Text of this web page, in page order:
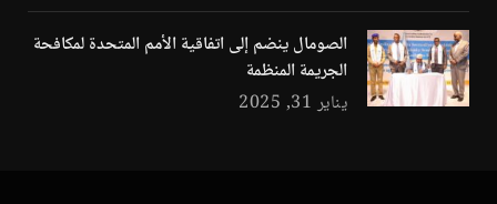
الصومال ينضم إلى اتفاقية الأمم المتحدة لمكافحة
الجريمة المنظمة
يناير 31, 2025